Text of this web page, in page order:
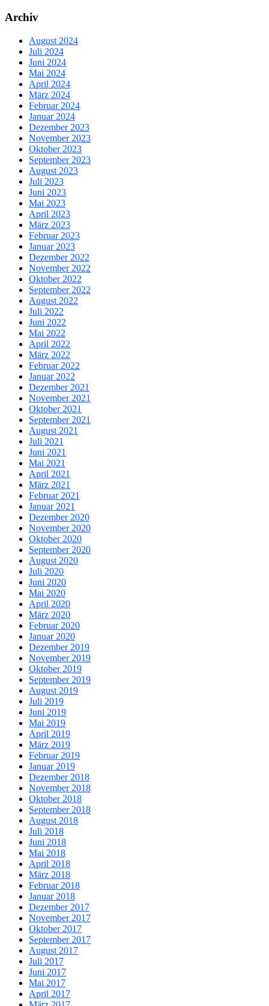
Archiv
August 2024
Juli 2024
Juni 2024
Mai 2024
April 2024
März 2024
Februar 2024
Januar 2024
Dezember 2023
November 2023
Oktober 2023
September 2023
August 2023
Juli 2023
Juni 2023
Mai 2023
April 2023
März 2023
Februar 2023
Januar 2023
Dezember 2022
November 2022
Oktober 2022
September 2022
August 2022
Juli 2022
Juni 2022
Mai 2022
April 2022
März 2022
Februar 2022
Januar 2022
Dezember 2021
November 2021
Oktober 2021
September 2021
August 2021
Juli 2021
Juni 2021
Mai 2021
April 2021
März 2021
Februar 2021
Januar 2021
Dezember 2020
November 2020
Oktober 2020
September 2020
August 2020
Juli 2020
Juni 2020
Mai 2020
April 2020
März 2020
Februar 2020
Januar 2020
Dezember 2019
November 2019
Oktober 2019
September 2019
August 2019
Juli 2019
Juni 2019
Mai 2019
April 2019
März 2019
Februar 2019
Januar 2019
Dezember 2018
November 2018
Oktober 2018
September 2018
August 2018
Juli 2018
Juni 2018
Mai 2018
April 2018
März 2018
Februar 2018
Januar 2018
Dezember 2017
November 2017
Oktober 2017
September 2017
August 2017
Juli 2017
Juni 2017
Mai 2017
April 2017